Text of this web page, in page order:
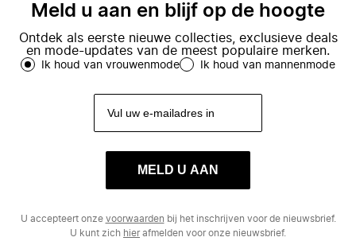
Meld u aan en blijf op de hoogte
Ontdek als eerste nieuwe collecties, exclusieve deals
en mode-updates van de meest populaire merken.
Ik houd van vrouwenmode Ik houd van mannenmode
MELD U AAN
U accepteert onze voorwaarden bij het inschrijven voor de nieuwsbrief.
U kunt zich hierafmelden voor onze nieuwsbrief.